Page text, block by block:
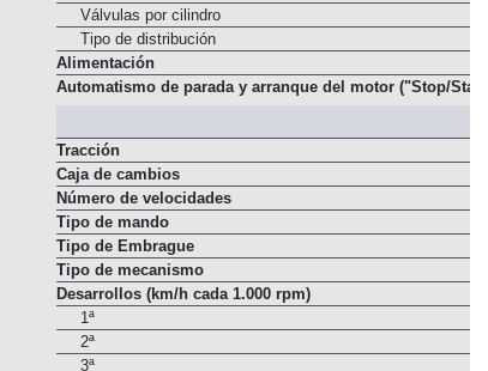
Distribución
Válvulas por cilindro
Tipo de distribución
Alimentación
Tracción
Caja de cambios
Número de velocidades
Tipo de mando
Tipo de Embrague
Tipo de mecanismo
Desarrollos (km/h cada 1.000 rpm)
1ª
2ª